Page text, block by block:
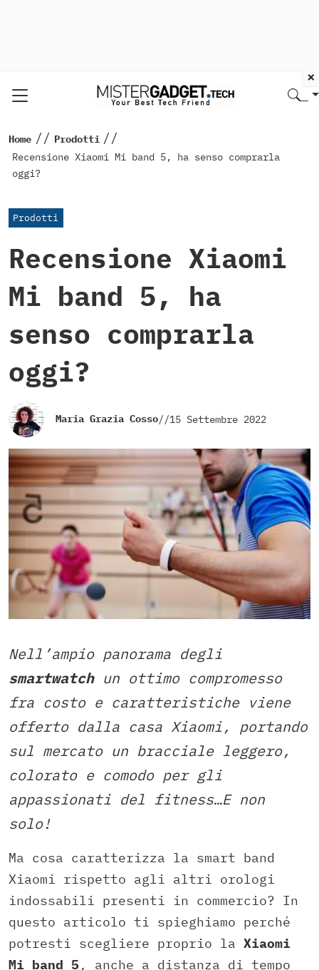
Home // Prodotti //
Recensione Xiaomi Mi band 5, ha senso comprarla
oggi?
Prodotti
Recensione Xiaomi
Mi band 5, ha
senso comprarla
oggi?
Maria Grazia Cosso//15 Settembre 2022
Nell’ampio panorama degli
smartwatchun ottimo compromesso
fra costo e caratteristiche viene
offerto dalla casa Xiaomi, portando
sul mercato un bracciale leggero,
colorato e comodo per gli
appassionati del fitness…E non
solo!
Ma cosa caratterizza la smart band
Xiaomi rispetto agli altri orologi
indossabili presenti in commercio? In
questo articolo ti spieghiamo perché
potresti scegliere proprio la Xiaomi
Mi band 5, anche a distanza di tempo
×